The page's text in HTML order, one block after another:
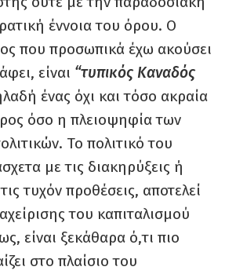
έννοια του όρου. Ο
που προσωπικά έχω ακούσει
είναι “τυπικός Καναδός
ένας όχι και τόσο ακραία
όσο η πλειοψηφία των
Το πολιτικό του
με τις διακηρύξεις ή
τυχόν προθέσεις, αποτελεί
του καπιταλισμού
είναι ξεκάθαρα ό,τι πιο
στο πλαίσιο του